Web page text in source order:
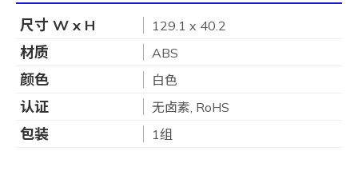
尺寸 W x H 129.1 x 40.2
材质 ABS
颜色 白色
认证 无卤素, RoHS
包装 1组